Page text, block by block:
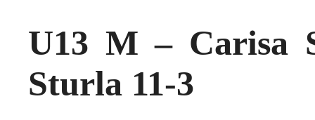
U13 M – Carisa
Sturla 11-3